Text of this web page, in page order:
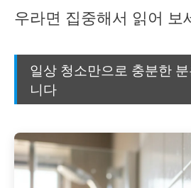
우라면 집중해서 읽어 보
일상 청소만으로 충분한
니다